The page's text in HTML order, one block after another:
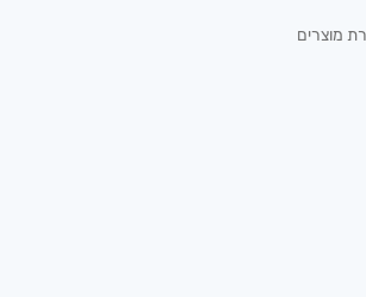
מוצרים